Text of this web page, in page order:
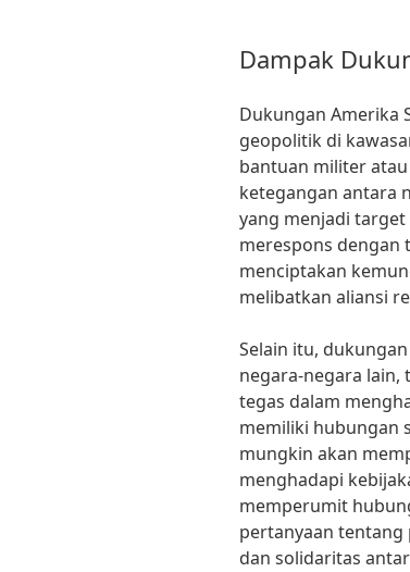
Dampak
Dukungan Amerika
geopolitik di
bantuan militer
ketegangan antara
yang menjadi
merespons dengan
menciptakan
melibatkan aliansi
Selain itu,
negara-negara
tegas dalam
memiliki hubungan
mungkin akan
menghadapi
memperumit
pertanyaan tentang
dan solidaritas